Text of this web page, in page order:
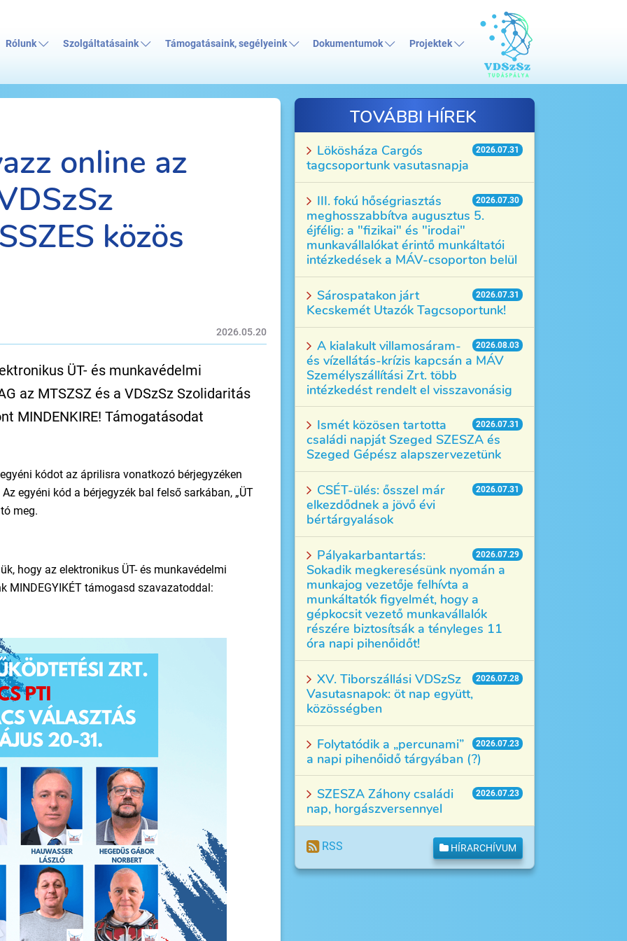
Rólunk Szolgáltatásaink Támogatásaink, segélyeink Dokumentumok Projektek
online az
közös
2026.05.20
ÜT- és munkavédelmi
az MTSZSZ és a VDSzSz Szolidaritás
MINDENKIRE! Támogatásodat
kódot az áprilisra vonatkozó bérjegyzéken
egyéni kód a bérjegyzék bal felső sarkában, „ÜT
meg.
hogy az elektronikus ÜT- és munkavédelmi
MINDEGYIKÉT támogasd szavazatoddal:
TOVÁBBI HÍREK
2026.07.31
Lökösháza Cargós
tagcsoportunk vasutasnapja
2026.07.30
III. fokú hőségriasztás
meghosszabbítva augusztus 5.
éjfélig: a "fizikai" és "irodai"
munkavállalókat érintő munkáltatói
intézkedések a MÁV-csoporton belül
2026.07.31
Sárospatakon járt
Kecskemét Utazók Tagcsoportunk!
2026.08.03
A kialakult villamosáram-
és vízellátás-krízis kapcsán a MÁV
Személyszállítási Zrt. több
intézkedést rendelt el visszavonásig
2026.07.31
Ismét közösen tartotta
családi napját Szeged SZESZA és
Szeged Gépész alapszervezetünk
2026.07.31
CSÉT-ülés: ősszel már
elkezdődnek a jövő évi
bértárgyalások
2026.07.29
Pályakarbantartás:
Sokadik megkeresésünk nyomán a
munkajog vezetője felhívta a
munkáltatók figyelmét, hogy a
gépkocsit vezető munkavállalók
részére biztosítsák a tényleges 11
óra napi pihenőidőt!
2026.07.28
XV. Tiborszállási VDSzSz
Vasutasnapok: öt nap együtt,
közösségben
2026.07.23
Folytatódik a „percunami”
a napi pihenőidő tárgyában (?)
2026.07.23
SZESZA Záhony családi
nap, horgászversennyel
RSS HÍRARCHÍVUM